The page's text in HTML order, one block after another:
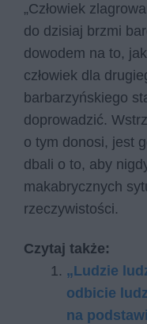
„Człowiek
do dzisiaj brzmi
dowodem na to,
człowiek dla
barbarzyńskiego
doprowadzić.
o tym donosi, jest
dbali o to, aby
makabrycznych
rzeczywistości.
Czytaj także:
„Ludzie
odbicie
na